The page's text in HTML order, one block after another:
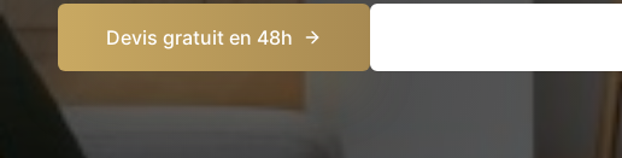
Devis gratuit en 48h